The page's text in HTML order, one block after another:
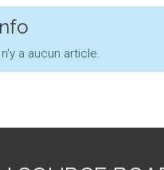
n'y a aucun article.